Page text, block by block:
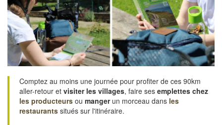
Comptez au moins une journée pour profiter de ces 90km
aller-retour et visiter les villages, faire ses emplettes chez
les producteurs ou mangerun morceau dans les
restaurants situés sur l'itinéraire.